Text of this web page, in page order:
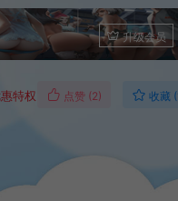
升级会员
特权 点赞 (2) 收藏